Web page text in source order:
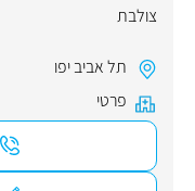
צולבת
תל אביב יפו
פרטי